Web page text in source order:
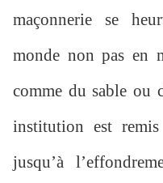
maçonnerie se
monde non pas en
comme du sable ou
institution est remis
jusqu’à